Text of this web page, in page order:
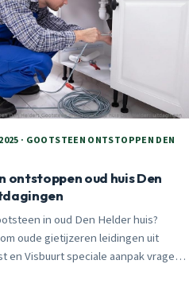
· GOOTSTEEN ONTSTOPPEN DEN
ontstoppen oud huis Den
in oud Den Helder huis?
oude gietijzeren leidingen uit
en Visbuurt speciale aanpak vragen.